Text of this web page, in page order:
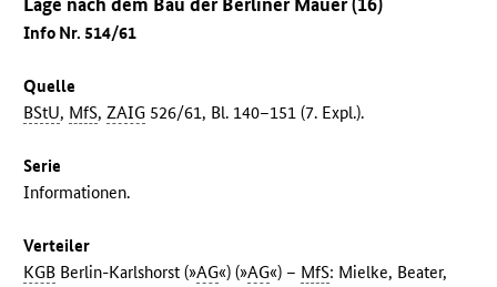
Info Nr. 514/61
Quelle
BStU, MfS,ZAIG 526/61, Bl. 140–151 (7. Expl.).
Serie
Informationen.
Verteiler
KGB Berlin-Karlshorst (»AG«) (»AG«) – MfS: Mielke, Beater,